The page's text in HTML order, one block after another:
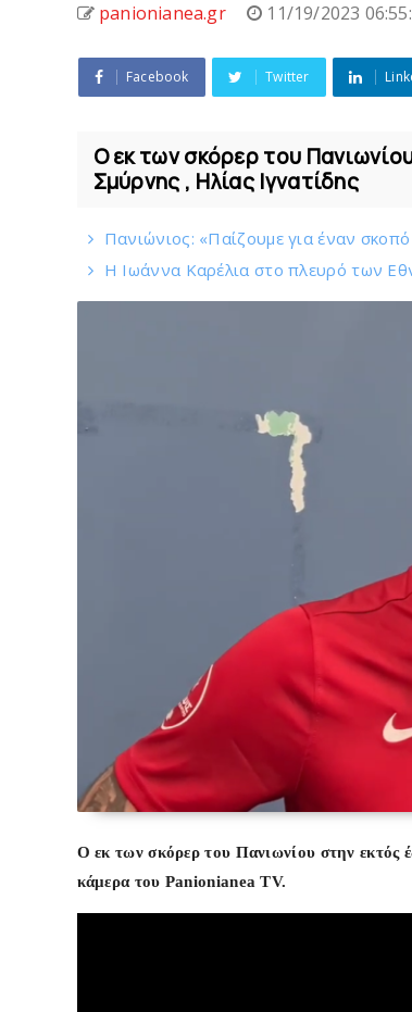
panionianea.gr 11/19/2023
Facebook Twitter
Ο εκ των σκόρερ του
Σμύρνης , Ηλίας Ιγνατίδης
Πανιώνιoς: «Παίζουμε για έναν
Η Ιωάννα Καρέλια στο πλευρό των
Ο εκ των σκόρερ του Πανιωνίου στην εκτός
κάμερα του Panionianea TV.